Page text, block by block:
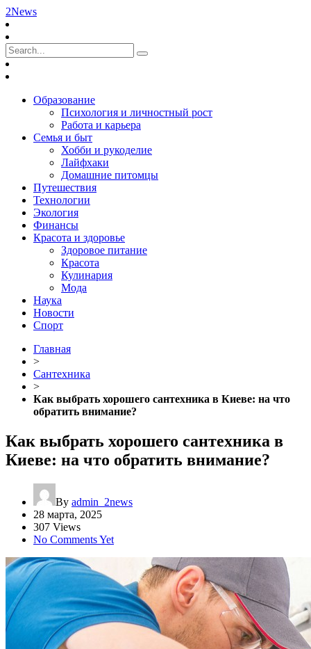
2News
Образование
Психология и личностный рост
Работа и карьера
Семья и быт
Хобби и рукоделие
Лайфхаки
Домашние питомцы
Путешествия
Технологии
Экология
Финансы
Красота и здоровье
Здоровое питание
Красота
Кулинария
Мода
Наука
Новости
Спорт
Главная
>
Сантехника
>
Как выбрать хорошего сантехника в Киеве: на что
обратить внимание?
Как выбрать хорошего сантехника в
Киеве: на что обратить внимание?
By admin_2news
28 марта, 2025
307 Views
No Comments Yet